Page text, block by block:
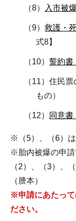
（8） 入市被
（9）救護・
式8】
（10）誓約書
（11）住民
もの）
（12） 同意書
※（5）、（6）は
※胎内被爆の申請
（2）、（3）、
（謄本）
※申請にあたって
ださい。